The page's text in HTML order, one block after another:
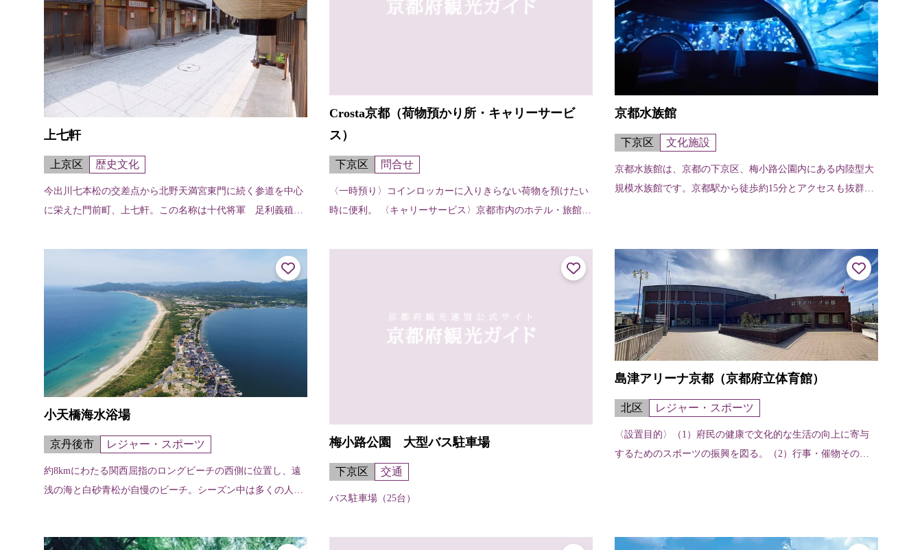
上七軒
上京区 歴史文化
今出川七本松の交差点から北野天満宮東門に続く参道を中心
に栄えた門前町、上七軒。この名称は十代将軍 足利義稙の
とから起こったという。秀吉公の大...
Crosta京都（荷物預かり所・キャリーサービ
ス）
下京区 問合せ
〈一時預り〉コインロッカーに入りきらない荷物を預けたい
時に便利。 〈キャリーサービス〉京都市内のホテル・旅館な
てくれる。【申し込み・受け取り...
京都水族館
下京区 文化施設
京都水族館は、京都の下京区、梅小路公園内にある内陸型大
規模水族館です。京都駅から徒歩約15分とアクセスも抜群で
小天橋海水浴場
京丹後市 レジャー・スポーツ
約8kmにわたる関西屈指のロングビーチの西側に位置し、遠
浅の海と白砂青松が自慢のビーチ。シーズン中は多くの人で
梅小路公園 大型バス駐車場
下京区 交通
バス駐車場（25台）
島津アリーナ京都（京都府立体育館）
北区 レジャー・スポーツ
〈設置目的〉（1）府民の健康で文化的な生活の向上に寄与
するためのスポーツの振興を図る。（2）行事・催物その他